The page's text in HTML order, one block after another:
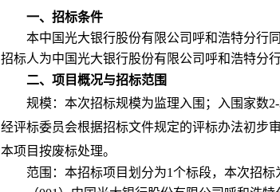
一、招标条件
本中国光大银行股份有限公司呼和浩特分行
招标人为中国光大银行股份有限公司呼和浩特分
二、项目概况与招标范围
规模：本次招标规模为监理入围；入围家数
经评标委员会根据招标文件规定的评标办法初步
本项目按废标处理。
范围：本招标项目划分为1个标段，本次招标